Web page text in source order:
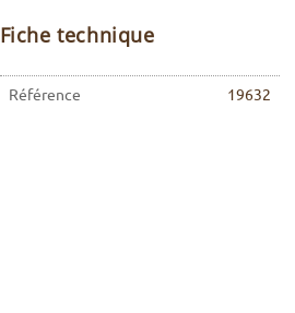
Fiche technique
Référence 19632